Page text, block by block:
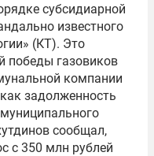
субсидиарной
известного
(КТ). Это
победы газовиков
компании
задолженность
сообщал,
с 350 млн рублей